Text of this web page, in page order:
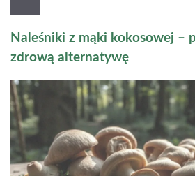
Naleśniki z mąki kokosowej –
zdrową alternatywę